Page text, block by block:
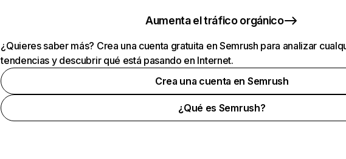
Aumenta el tráfico orgánico
¿Quieres saber más? Crea una cuenta gratuita en Semrush para analizar
tendencias y descubrir qué está pasando en Internet.
Crea una cuenta en Semrush
¿Qué es Semrush?